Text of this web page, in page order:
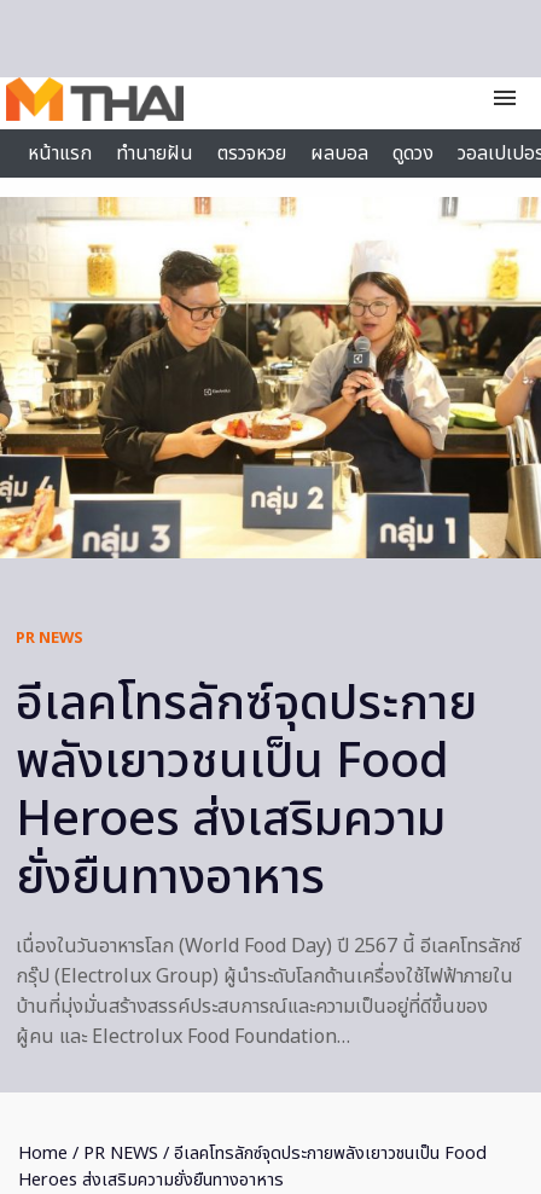
menu
หน้าแรก
ทำนายฝัน ตรวจหวย ผลบอล ดูดวง
วอลเปเป
ไลฟ์สไตล์
PR NEWS
อีเลคโทรลักซ์จุดประกาย
พลังเยาวชนเป็น Food
Heroes ส่งเสริมความ
ยั่งยืนทางอาหาร
เนื่องในวันอาหารโลก (World Food Day) ปี 2567 นี้ อีเลคโทรลักซ์
กรุ๊ป (Electrolux Group) ผู้นำระดับโลกด้านเครื่องใช้ไฟฟ้าภายใน
บ้านที่มุ่งมั่นสร้างสรรค์ประสบการณ์และความเป็นอยู่ที่ดีขึ้นของ
ผู้คน และ Electrolux Food Foundation…
Home / PR NEWS / อีเลคโทรลักซ์จุดประกายพลังเยาวชนเป็น Food
Heroes ส่งเสริมความยั่งยืนทางอาหาร